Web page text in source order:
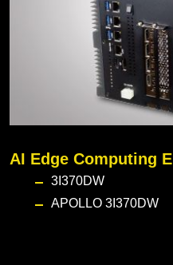
AI Edge Computing
3I370DW
APOLLO 3I370DW